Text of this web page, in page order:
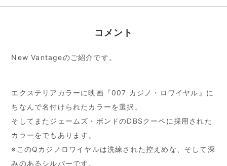
コメント
New Vantageのご紹介です。
エクステリアカラーに映画『007 カジノ・ロワイヤル』に
ちなんで名付けられたカラーを選択。
そしてまたジェームズ・ボンドのDBSクーペに採用された
カラーをでもあります。
※このQカジノロワイヤルは洗練された控えめな、そして深
みのあるシルバーです。